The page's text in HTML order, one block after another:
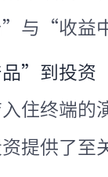
”与“收益
品”到投
住终端的
资提供了